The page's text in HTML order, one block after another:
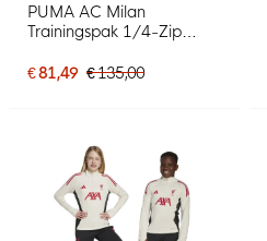
PUMA AC Milan
Trainingspak 1/4-Zip
Rood
€ 81,49 € 135,00